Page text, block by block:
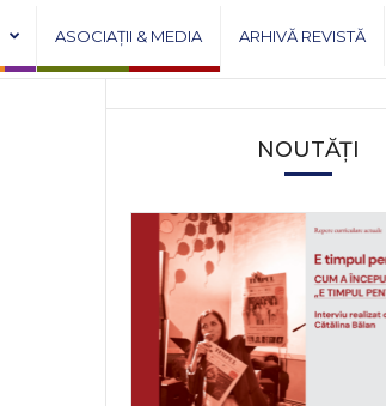
ASOCIAȚII & MEDIA ARHIVĂ REVISTĂ
NOUTĂȚI